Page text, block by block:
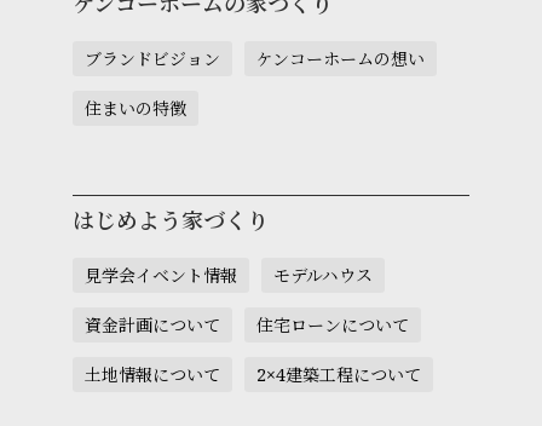
ブランドビジョン ケンコーホームの想い
住まいの特徴
はじめよう家づくり
見学会イベント情報 モデルハウス
資金計画について 住宅ローンについて
土地情報について 2×4建築工程について